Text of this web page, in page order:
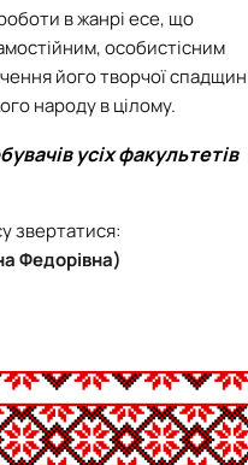
в жанрі есе, що
особистісним
його творчої
народу в цілому.
усіх факультетів
звертатися:
Федорівна)